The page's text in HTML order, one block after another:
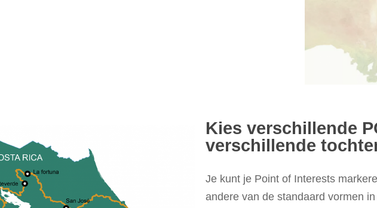
Kies verschillende
verschillende
Je kunt je Point of Interests
andere van de standaard vormen